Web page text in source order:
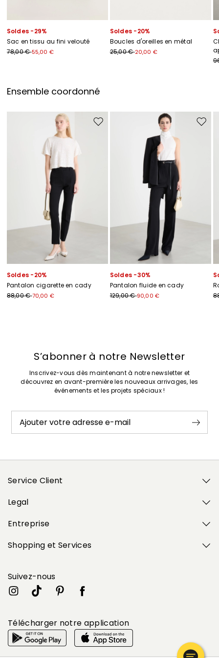
Soldes -29%
Sac en tissu au fini velouté
78,00 €55,00 €
Soldes -20%
Boucles d'oreilles en métal
25,00 €20,00 €
Ensemble coordonné
Ajouter vers la liste de souhaits
Soldes -20%
Pantalon cigarette en cady
88,00 €70,00 €
Soldes -30%
Pantalon fluide en cady
129,00 €90,00 €
S’abonner à notre Newsletter
Inscrivez-vous dès maintenant à notre newsletter et
découvrez en avant-première les nouveaux arrivages, les
événements et les projets spéciaux !
Ajouter votre adresse e-mail
Service Client
Legal
Entreprise
Shopping et Services
Suivez-nous
Télécharger notre application